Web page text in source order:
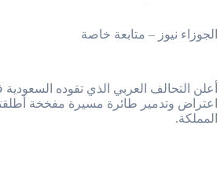
الجوزاء نيوز – متابعة خاصة
أعلن التحالف العربي الذي تقوده
اعتراض وتدمير طائرة مسيرة مفخخة
المملكة.